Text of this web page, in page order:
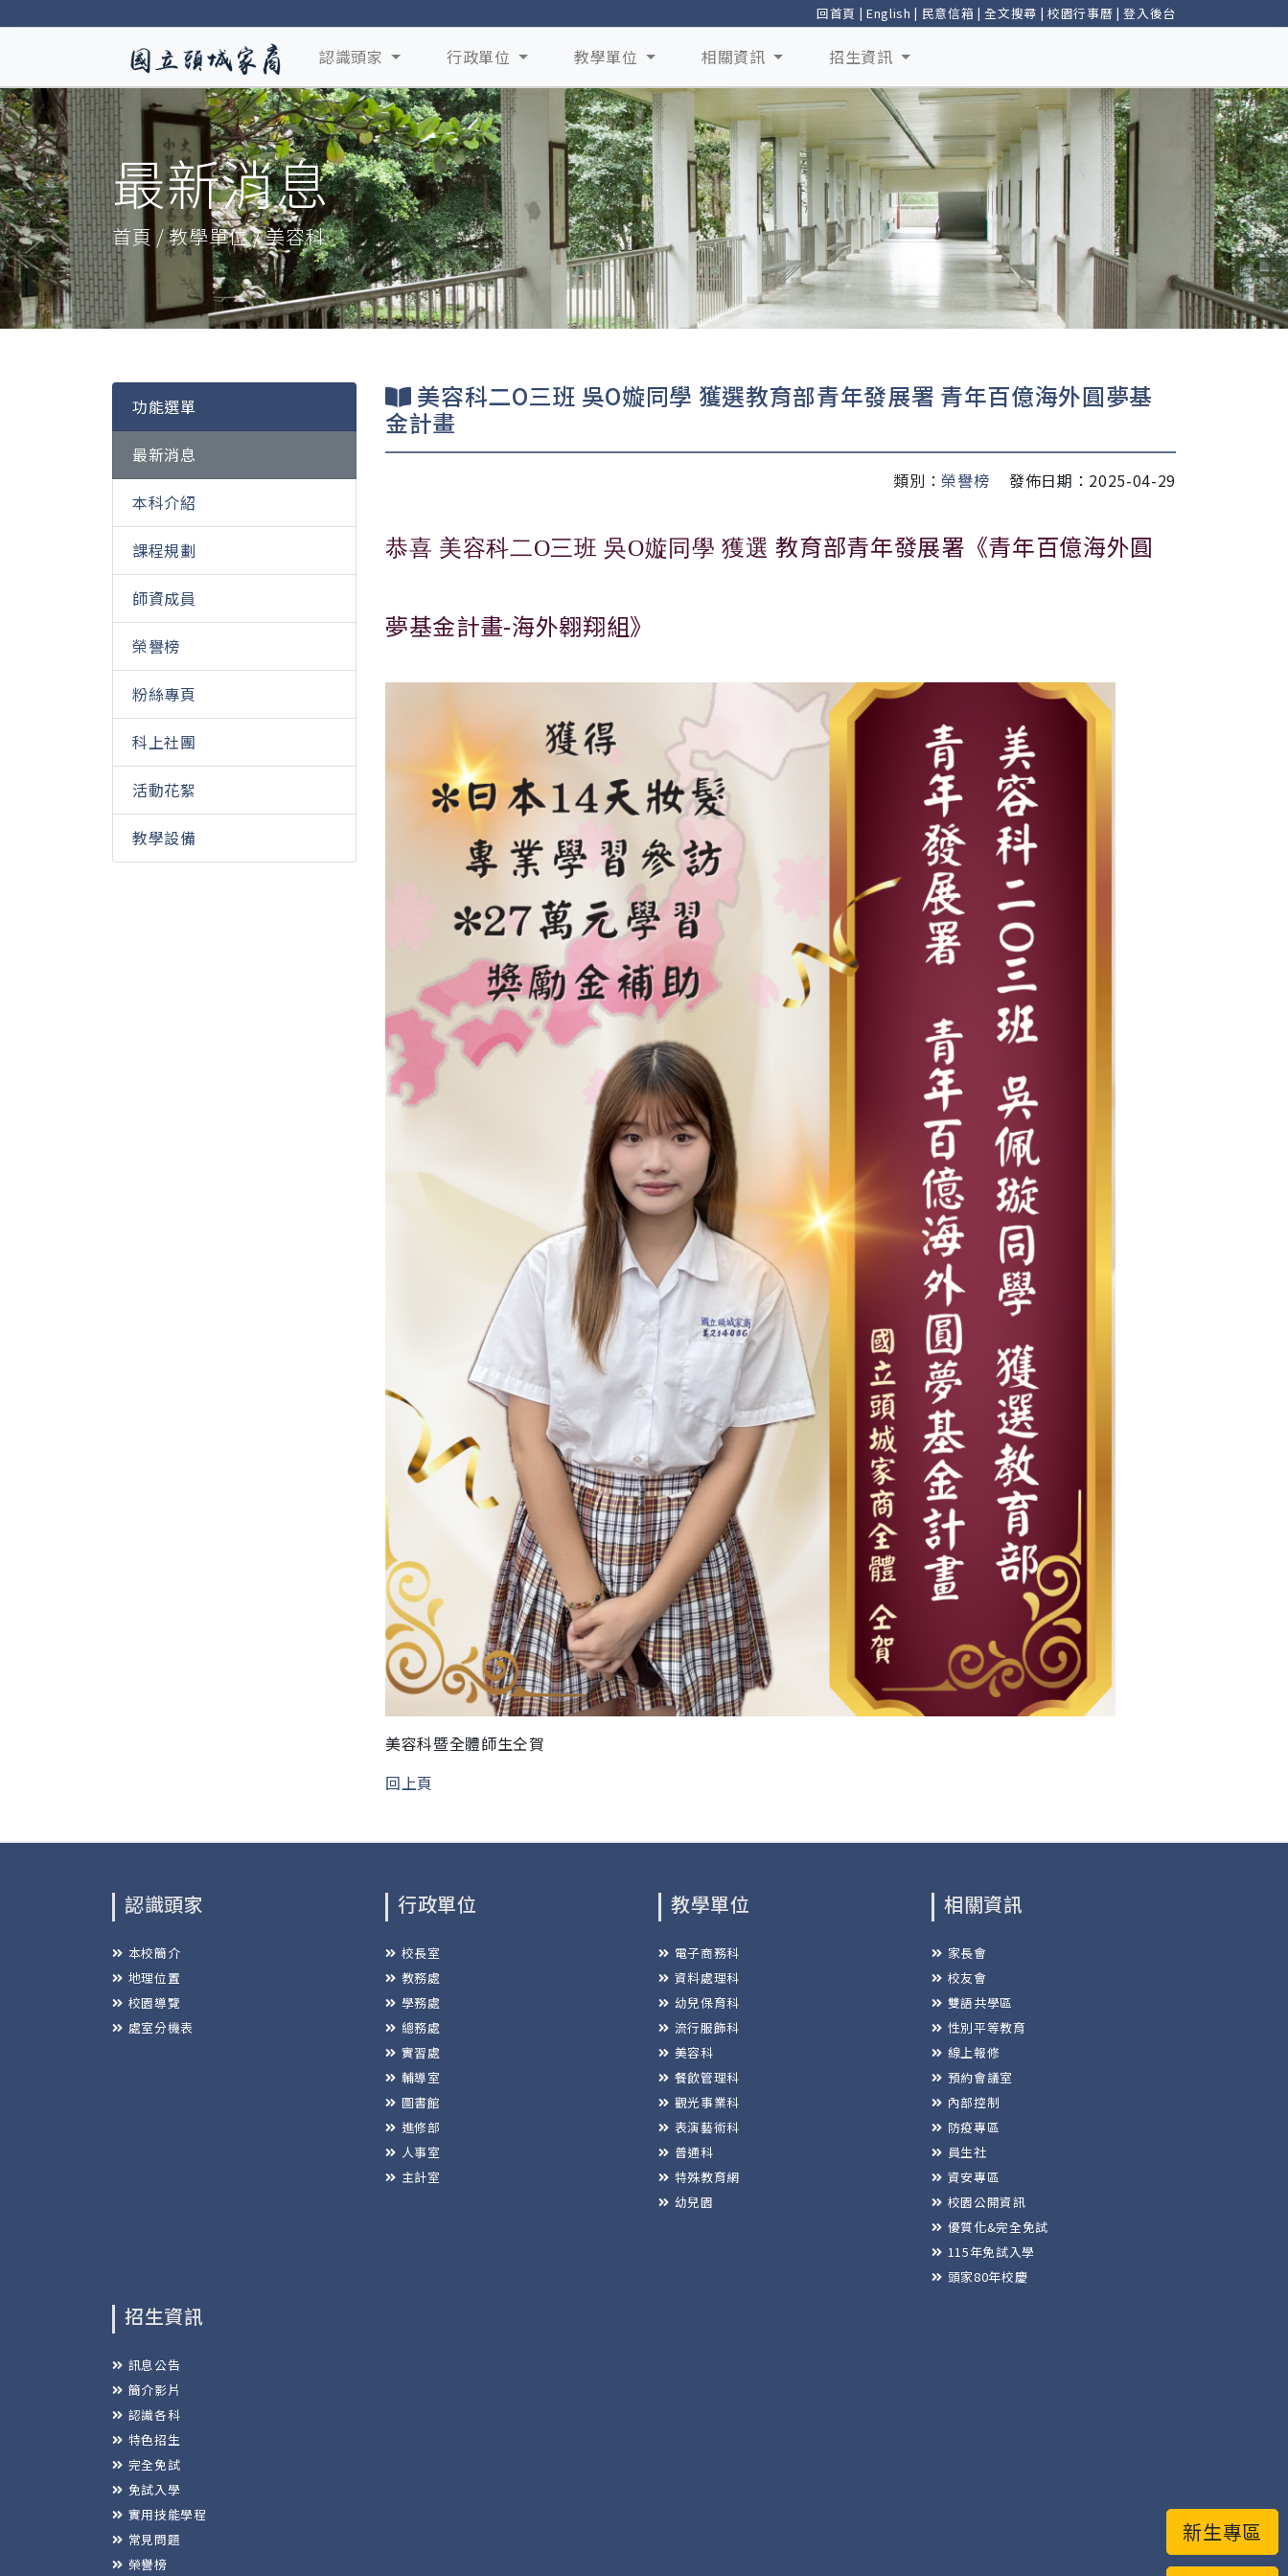
回首頁 | English | 民意信箱 |全文搜尋 | 校園行事曆 |登入後台
認識頭家 行政單位 教學單位 相關資訊 招生資訊
最新消息
首頁 / 教學單位 / 美容科
功能選單
最新消息
本科介紹
課程規劃
師資成員
榮譽榜
粉絲專頁
科上社團
活動花絮
教學設備
美容科二O三班 吳O嫙同學 獲選教育部青年發展署 青年百億海外圓夢基
金計畫
類別：榮譽榜 發佈日期：2025-04-29
恭喜 美容科二O三班 吳O嫙同學 獲選教育部青年發展署《青年百億海外圓
夢基金計畫-海外翱翔組》
美容科暨全體師生仝賀
回上頁
新生專區
認識頭家
本校簡介
地理位置
校園導覽
處室分機表
行政單位
校長室
教務處
學務處
總務處
實習處
輔導室
圖書館
進修部
人事室
主計室
教學單位
電子商務科
資料處理科
幼兒保育科
流行服飾科
美容科
餐飲管理科
觀光事業科
表演藝術科
普通科
特殊教育網
幼兒園
相關資訊
家長會
校友會
雙語共學區
性別平等教育
線上報修
預約會議室
內部控制
防疫專區
員生社
資安專區
校園公開資訊
優質化&完全免試
115年免試入學
頭家80年校慶
招生資訊
訊息公告
簡介影片
認識各科
特色招生
完全免試
免試入學
實用技能學程
常見問題
榮譽榜